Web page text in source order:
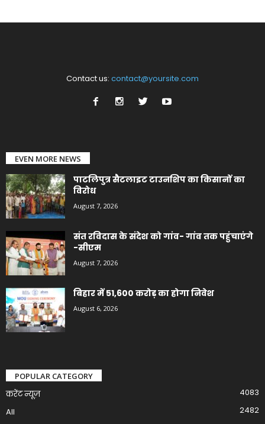
Contact us: contact@yoursite.com
EVEN MORE NEWS
पाटलिपुत्र सैटलाइट टाउनशिप का किसानों का
विरोध
August 7, 2026
संत रविदास के संदेश को गांव- गांव तक पहुंचाएंगे
-सीएम
August 7, 2026
बिहार में 51,600 करोड़ का होगा निवेश
August 6, 2026
POPULAR CATEGORY
करेंट न्यूज़
4083
All
2482